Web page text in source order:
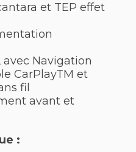
et TEP effet
avec Navigation
CarPlayTM et
fil
avant et
: